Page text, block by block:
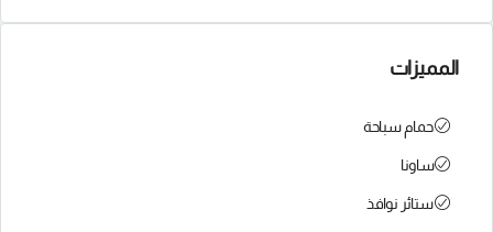
المميزات
حمام سباحة
ساونا
ستائر نوافذ